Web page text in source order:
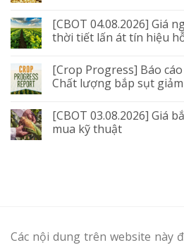
[CBOT 04.08.2026] Giá
thời tiết lấn át tín hiệu
[Crop Progress] Báo
Chất lượng bắp sụt
[CBOT 03.08.2026] Giá
mua kỹ thuật
Các nội dung trên website này